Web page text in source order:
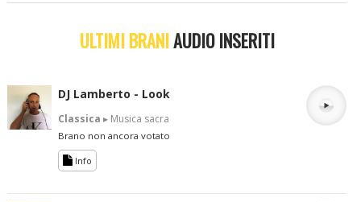
ULTIMI BRANIAUDIO INSERITI
DJ Lamberto - Look
Classica ▸ Musica sacra
Brano non ancora votato
Info